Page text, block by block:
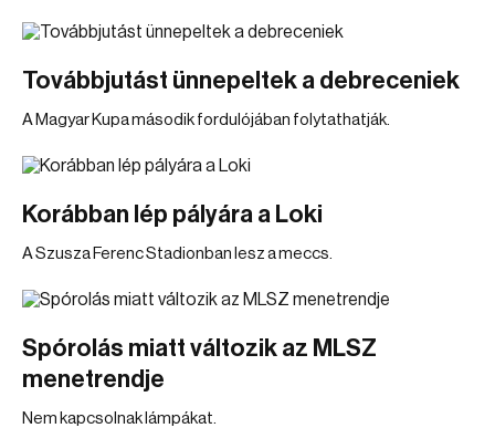
Továbbjutást ünnepeltek a debreceniek
A Magyar Kupa második fordulójában folytathatják.
Korábban lép pályára a Loki
A Szusza Ferenc Stadionban lesz a meccs.
Spórolás miatt változik az MLSZ
menetrendje
Nem kapcsolnak lámpákat.